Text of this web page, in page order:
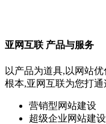
亚网互联 产品与服务
以产品为道具,以网站
根本,亚网互联为您打
营销型网站建设
超级企业网站建设